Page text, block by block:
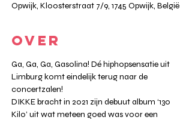
Opwijk, Kloosterstraat 7/9, 1745 Opwijk, België
OVER
Ga, Ga, Ga, Gasolina! Dé hiphopsensatie uit
Limburg komt eindelijk terug naar de
concertzalen!
DIKKE bracht in 2021 zijn debuut album ‘130
Kilo’ uit wat meteen goed was voor een